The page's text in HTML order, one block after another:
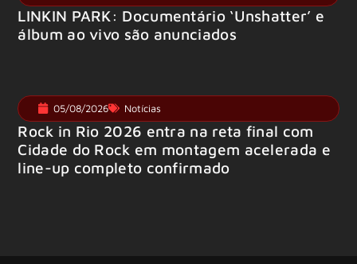
LINKIN PARK: Documentário ‘Unshatter’ e
álbum ao vivo são anunciados
05/08/2026 Notícias
Rock in Rio 2026 entra na reta final com
Cidade do Rock em montagem acelerada e
line-up completo confirmado